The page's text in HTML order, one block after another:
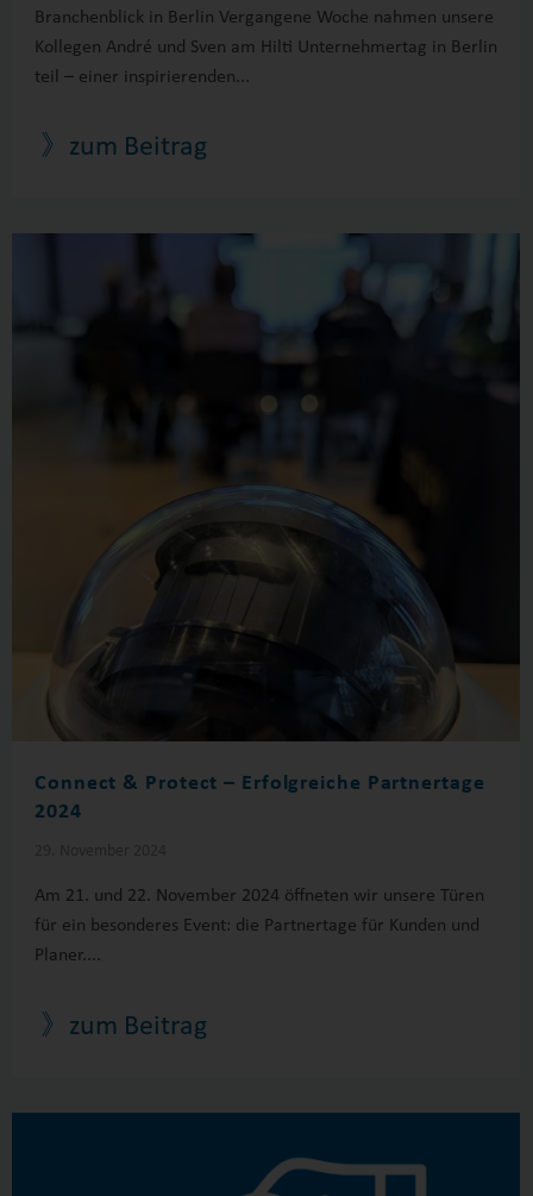
Branchenblick in Berlin Vergangene Woche nahmen unsere
Kollegen André und Sven am Hilti Unternehmertag in Berlin
teil – einer inspirierenden...
》zum Beitrag
Connect & Protect – Erfolgreiche Partnertage
2024
Am 21. und 22. November 2024 öffneten wir unsere Türen
für ein besonderes Event: die Partnertage für Kunden und
Planer....
》zum Beitrag